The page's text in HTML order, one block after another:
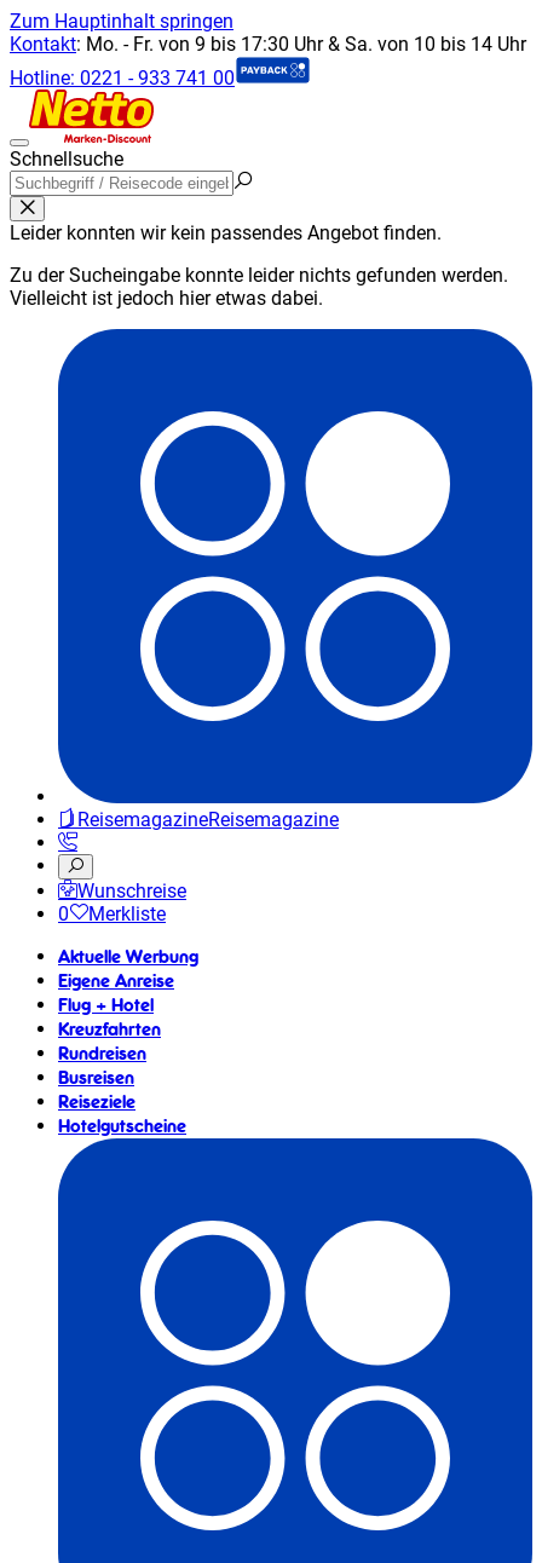
Zum Hauptinhalt springen
Kontakt: Mo. - Fr. von 9 bis 17:30 Uhr & Sa. von 10 bis 14 Uhr
Hotline: 0221 - 933 741 00
Schnellsuche
Leider konnten wir kein passendes Angebot finden.
Zu der Sucheingabe konnte leider nichts gefunden werden.
Vielleicht ist jedoch hier etwas dabei.
ReisemagazineReisemagazine
Wunschreise
0
Merkliste
Aktuelle Werbung
Eigene Anreise
Flug + Hotel
Kreuzfahrten
Rundreisen
Busreisen
Reiseziele
Hotelgutscheine